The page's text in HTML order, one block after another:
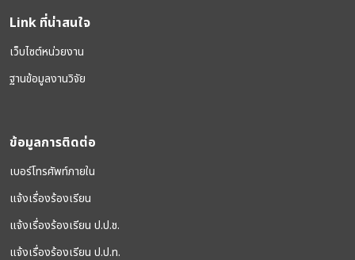
Link ที่น่าสนใจ
เว็บไซต์หน่วยงาน
ฐานข้อมูลงานวิจัย
ข้อมูลการติดต่อ
เบอร์โทรศัพท์ภายใน
แจ้งเรื่องร้องเรียน
แจ้งเรื่องร้องเรียน ป.ป.ช.
แจ้งเรื่องร้องเรียน ป.ป.ท.